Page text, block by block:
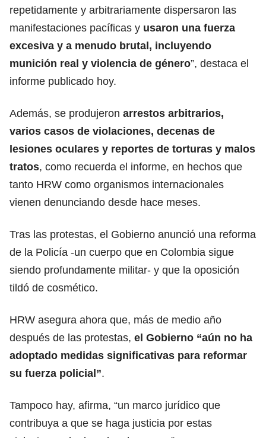
repetidamente y arbitrariamente dispersaron las
manifestaciones pacíficas y usaron una fuerza
excesiva y a menudo brutal, incluyendo
munición real y violencia de género”, destaca el
informe publicado hoy.
Además, se produjeron arrestos arbitrarios,
varios casos de violaciones, decenas de
lesiones oculares y reportes de torturas y malos
tratos, como recuerda el informe, en hechos que
tanto HRW como organismos internacionales
vienen denunciando desde hace meses.
Tras las protestas, el Gobierno anunció una reforma
de la Policía -un cuerpo que en Colombia sigue
siendo profundamente militar- y que la oposición
tildó de cosmético.
HRW asegura ahora que, más de medio año
después de las protestas, el Gobierno “aún no ha
adoptado medidas significativas para reformar
su fuerza policial”.
Tampoco hay, afirma, “un marco jurídico que
contribuya a que se haga justicia por estas